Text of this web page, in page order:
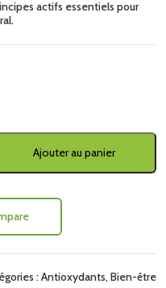
actifs essentiels pour
Ajouter au panier
:Antioxydants, Bien-être